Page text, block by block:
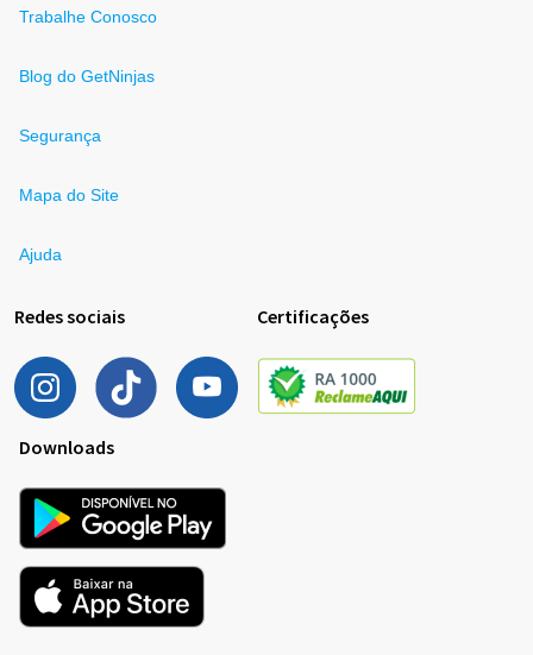
Trabalhe Conosco
Blog do GetNinjas
Segurança
Mapa do Site
Ajuda
Redes sociais Certificações
Downloads